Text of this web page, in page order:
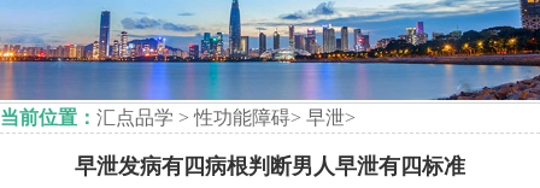
当前位置： 汇点品学 >性功能障碍> 早泄>
早泄发病有四病根判断男人早泄有四标准